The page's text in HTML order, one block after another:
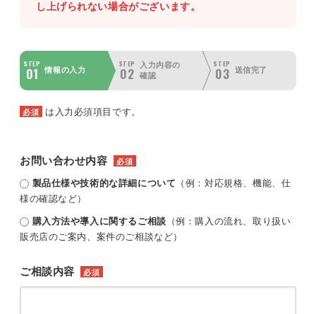
し上げられない場合がございます。
STEP
01 情報の入力
STEP
02
入力内容の
確認
STEP
03 送信完了
必須 は入力必須項目です。
お問い合わせ内容 必須
製品仕様や技術的な詳細について （例：対応規格、機能、仕
様の確認など）
購入方法や導入に関するご相談 （例：購入の流れ、取り扱い
販売店のご案内、案件のご相談など）
ご相談内容 必須